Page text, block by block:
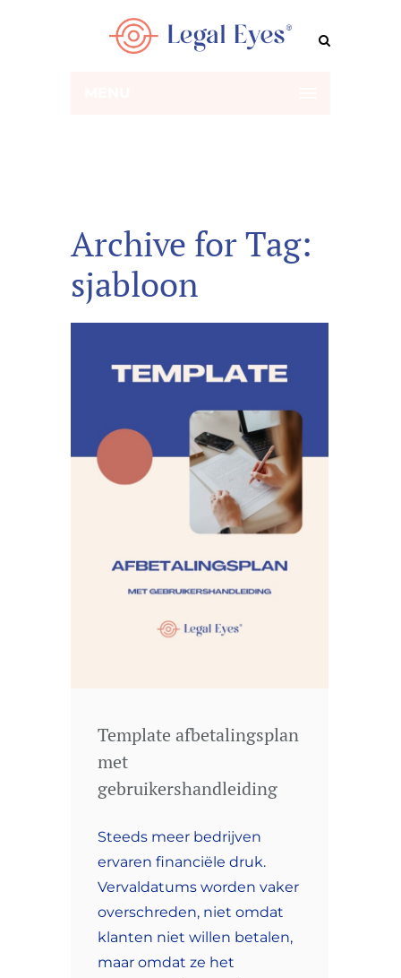
Archive for Tag:
sjabloon
Template afbetalingsplan
met
gebruikershandleiding
Steeds meer bedrijven
ervaren financiële druk.
Vervaldatums worden vaker
overschreden, niet omdat
klanten niet willen betalen,
maar omdat ze het